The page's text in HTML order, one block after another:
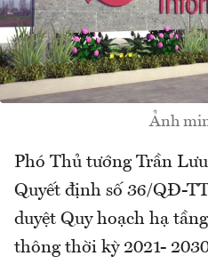
Ảnh
Phó Thủ tướng Trần
Quyết định số 36/QĐ-
duyệt Quy hoạch hạ
thông thời kỳ 2021-